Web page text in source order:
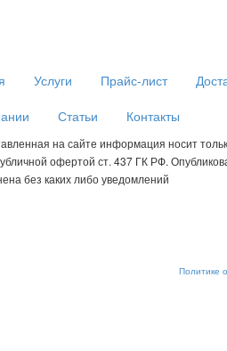
Услуги Прайс-лист
Статьи Контакты
на сайте информация носит
офертой ст. 437 ГК РФ.
без каких либо уведомлений
Политике